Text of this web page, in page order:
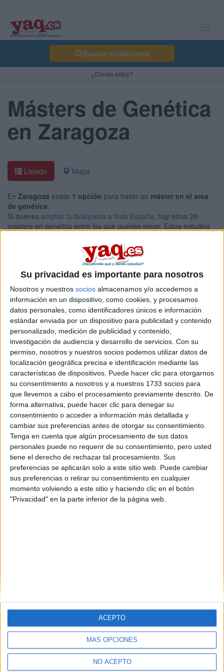
Su privacidad es importante para nosotros
Nosotros y nuestros socios almacenamos y/o accedemos a
información en un dispositivo, como cookies, y procesamos
datos personales, como identificadores únicos e información
estándar enviada por un dispositivo para publicidad y contenido
personalizado, medición de publicidad y contenido,
investigación de audiencia y desarrollo de servicios. Con su
permiso, nosotros y nuestros socios podemos utilizar datos de
localización geográfica precisa e identificación mediante las
características de dispositivos. Puede hacer clic para otorgarnos
su consentimiento a nosotros y a nuestros 1733 socios para
que llevemos a cabo el procesamiento previamente descrito. De
forma alternativa, puede hacer clic para denegar su
consentimiento o acceder a información más detallada y
cambiar sus preferencias antes de otorgar su consentimiento.
Tenga en cuenta que algún procesamiento de sus datos
personales puede no requerir de su consentimiento, pero usted
tiene el derecho de rechazar tal procesamiento. Sus
preferencias se aplicarán solo a este sitio web. Puede cambiar
sus preferencias o retirar su consentimiento en cualquier
momento volviendo a este sitio y haciendo clic en el botón
"Privacidad" en la parte inferior de la página web.
MÁS OPCIONES
NO ACEPTO
ACEPTO
Buscar titulaciones
¿Dónde estoy?
Másters de Genética
en Zaragoza
Listado Mapa
En Zaragoza existe 1 opción para hacer un máster en el area
de genética.
Si quieres ampliar tu búsqueda a toda España, hay otros 28
másters en genética entre los que puedes elegir. Estos estudios
Máster Universitario en
Condicionantes Genéticos, Nutricionales y
Ambientales del Crecimiento y Desarrollo
NUTRENVIGEN G+D Factors
UNIVERSIDAD DE ZARAGOZA (Universidad Pública)
Tipo: Máster
Pídeles información ¡GRATIS!
Seleccionar por provincia
Almería(1)
Barcelona(7)
A Coruña(2)
Granada(2)
Lugo(1)
Madrid(3)
Málaga(1)
Pontevedra(1)
Salamanca(1)
Sevilla(3)
Tarragona(2)
Valencia(4)
Quiénes somos|Contactar|Anúnciate
Politica de privacidad|Condiciones generales
de cookies